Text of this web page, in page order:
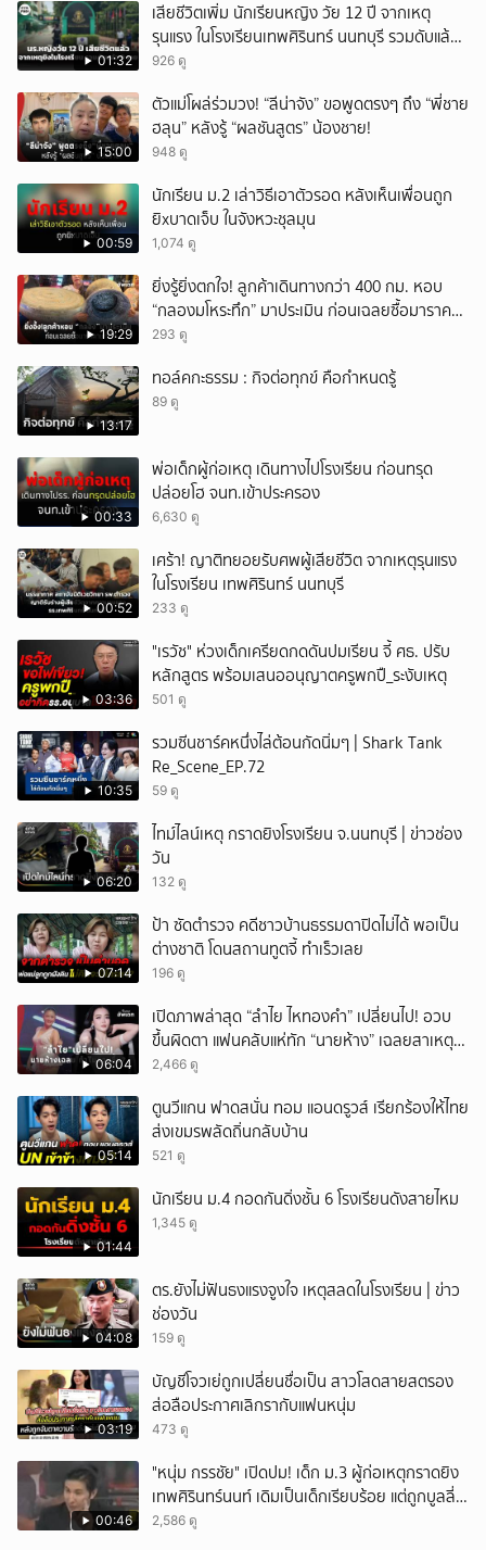
01:32
เสียชีวิตเพิ่ม นักเรียนหญิง วัย 12 ปี จากเหตุ
รุนแรง ในโรงเรียนเทพศิรินทร์ นนทบุรี รวมดับแล้ว
9 ราย
926 ดู
15:00
ตัวแม่โผล่ร่วมวง! “ลีน่าจัง” ขอพูดตรงๆ ถึง “พี่ชาย
ฮลุน” หลังรู้ “ผลชันสูตร” น้องชาย!
948 ดู
00:59
นักเรียน ม.2 เล่าวิธีเอาตัวรอด หลังเห็นเพื่อนถูก
ยิxบาดเจ็บ ในจังหวะชุลมุน
1,074 ดู
19:29
ยิ่งรู้ยิ่งตกใจ! ลูกค้าเดินทางกว่า 400 กม. หอบ
“กลองมโหระทึก” มาประเมิน ก่อนเฉลยซื้อมาราคา
เท่าไหร่?
293 ดู
13:17
ทอล์คกะธรรม : กิจต่อทุกข์ คือกำหนดรู้
89 ดู
00:33
พ่อเด็กผู้ก่อเหตุ เดินทางไปโรงเรียน ก่อนทรุด
ปล่อยโฮ จนท.เข้าประครอง
6,630 ดู
00:52
เศร้า! ญาติทยอยรับศพผู้เสียชีวิต จากเหตุรุนแรง
ในโรงเรียน เทพศิรินทร์ นนทบุรี
233 ดู
03:36
"เรวัช" ห่วงเด็กเครียดกดดันปมเรียน จี้ ศธ. ปรับ
หลักสูตร พร้อมเสนออนุญาตครูพกปื_ระงับเหตุ
501 ดู
10:35
รวมซีนชาร์คหนึ่งไล่ต้อนกัดนิ่มๆ | Shark Tank
Re_Scene_EP.72
59 ดู
06:20
ไทม์ไลน์เหตุ กราดยิงโรงเรียน จ.นนทบุรี | ข่าวช่อง
วัน
132 ดู
07:14
ป้า ซัดตำรวจ คดีชาวบ้านธรรมดาปิดไม่ได้ พอเป็น
ต่างชาติ โดนสถานทูตจี้ ทำเร็วเลย
196 ดู
06:04
เปิดภาพล่าสุด “ลำไย ไหทองคำ” เปลี่ยนไป! อวบ
ขึ้นผิดตา แฟนคลับแห่ทัก “นายห้าง” เฉลยสาเหตุ
ชัด!
2,466 ดู
05:14
ตูนวีแกน ฟาดสนั่น ทอม แอนดรูวส์ เรียกร้องให้ไทย
ส่งเขมรพลัดถิ่นกลับบ้าน
521 ดู
01:44
นักเรียน ม.4 กอดกันดิ่งชั้น 6 โรงเรียนดังสายไหม
1,345 ดู
04:08
ตร.ยังไม่ฟันธงแรงจูงใจ เหตุสลดในโรงเรียน | ข่าว
ช่องวัน
159 ดู
03:19
บัญชีโจวเย่ถูกเปลี่ยนชื่อเป็น สาวโสดสายสตรอง
ส่อลือประกาศเลิกรากับแฟนหนุ่ม
473 ดู
00:46
"หนุ่ม กรรชัย" เปิดปม! เด็ก ม.3 ผู้ก่อเหตุกราดยิง
เทพศิรินทร์นนท์ เดิมเป็นเด็กเรียบร้อย แต่ถูกบูลลี่
หนัก คาดแรงกดดันสะสมกลายเป็นแรงแค้น จนก่อ
2,586 ดู